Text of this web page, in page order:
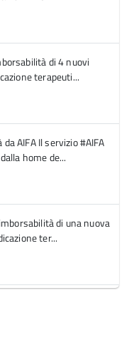
di 4 nuovi
terapeuti...
AIFA Il servizio #AIFA
home de...
di una nuova
ter...